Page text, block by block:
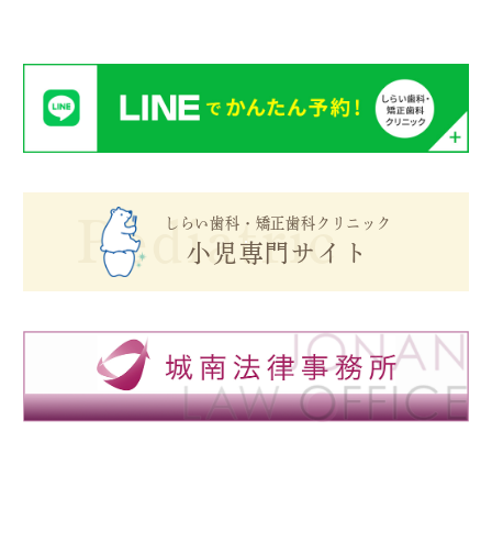
しらい歯科・矯正歯科クリニック
小児専門サイト
Pediatric